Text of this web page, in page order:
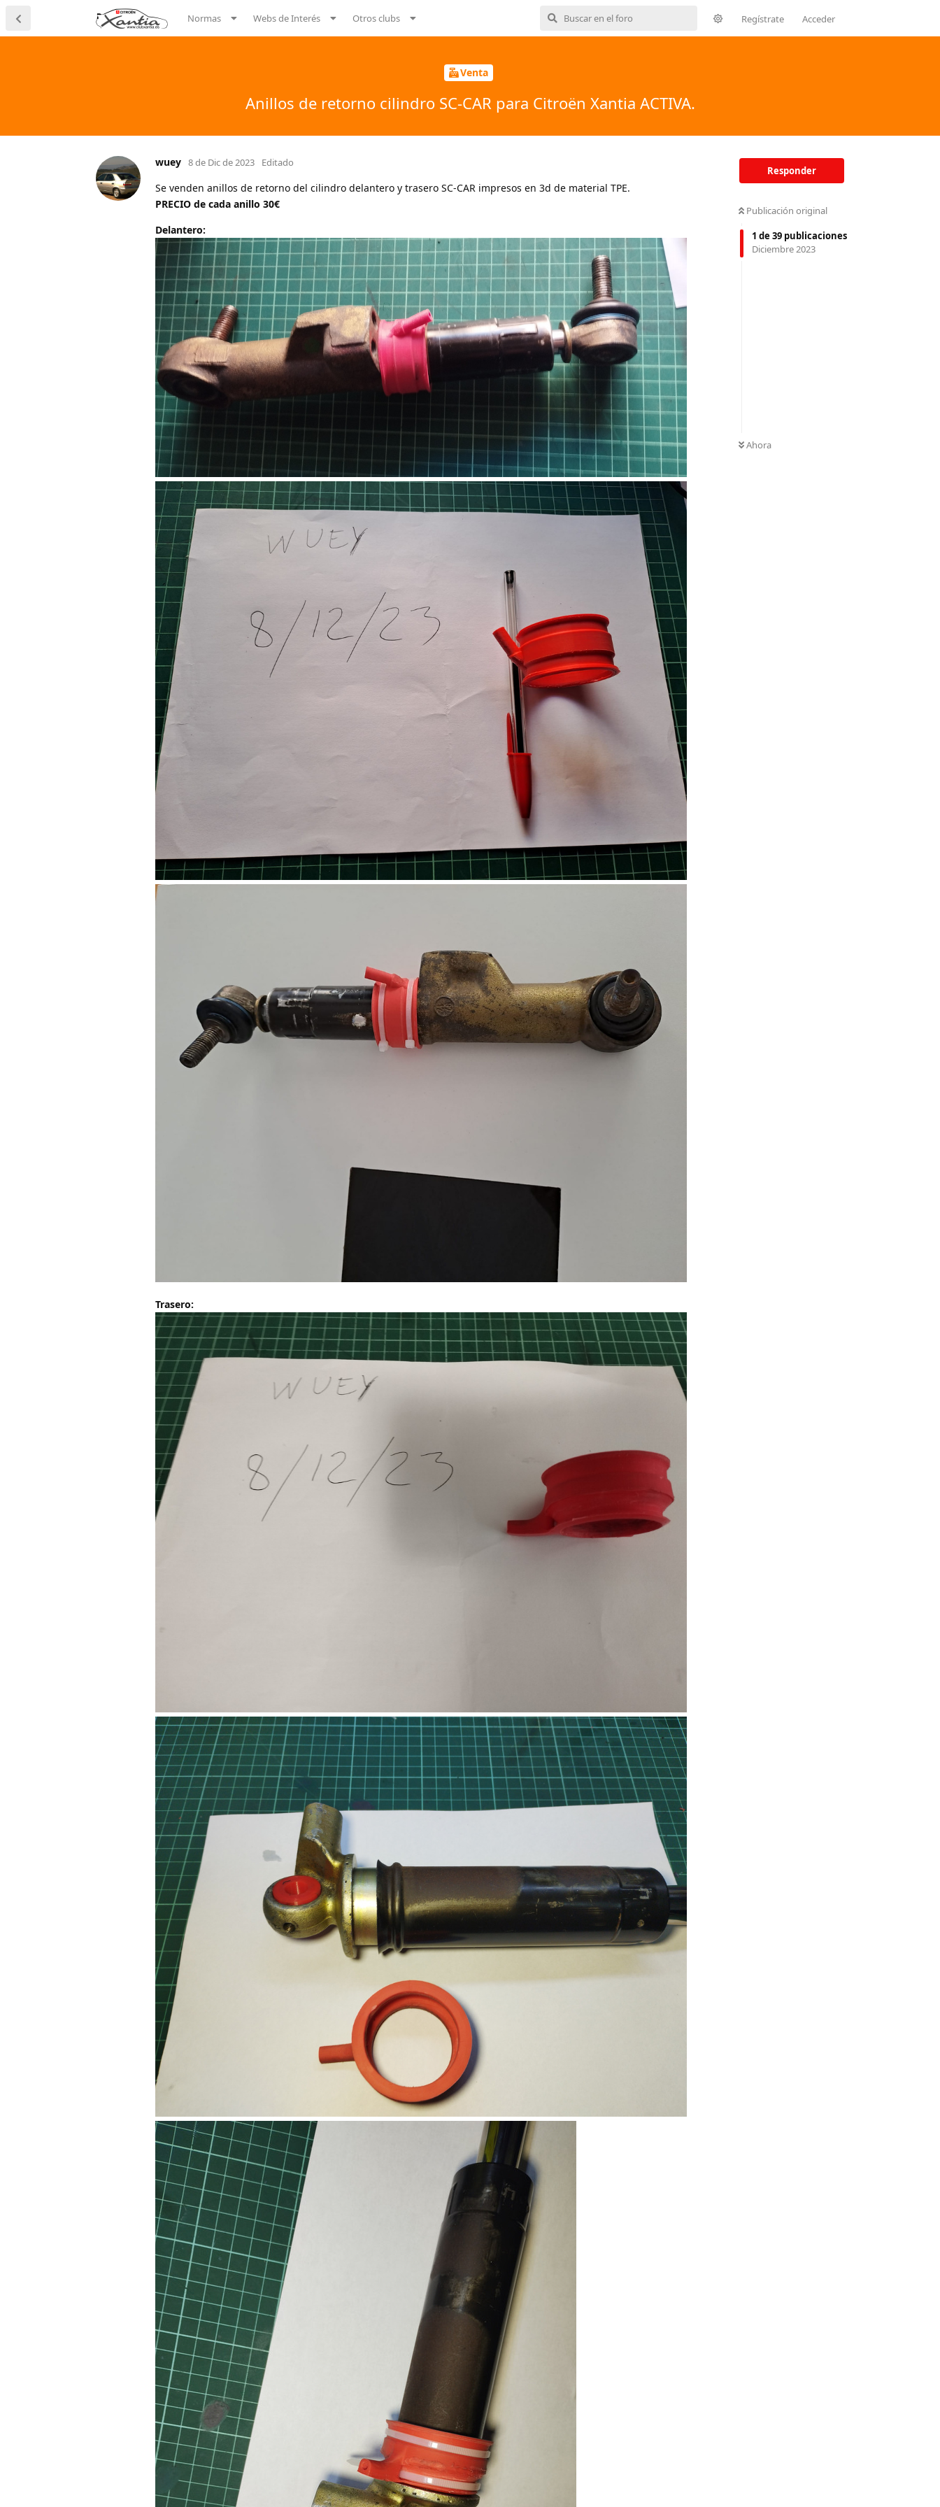
Normas Webs de Interés Otros clubs Regístrate Acceder
Venta
Anillos de retorno cilindro SC-CAR para Citroën Xantia ACTIVA.
Responder
Publicación original
1 de 39 publicaciones
Diciembre 2023
Ahora
wuey 8 de Dic de 2023 Editado
Se venden anillos de retorno del cilindro delantero y trasero SC-CAR impresos en 3d de material TPE.
PRECIO de cada anillo 30€
Delantero:
Trasero: